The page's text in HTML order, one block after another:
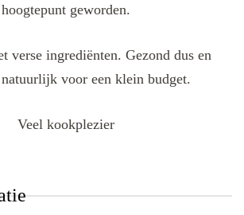
hoogtepunt geworden.
verse ingrediënten. Gezond dus en
voor een klein budget.
Veel kookplezier